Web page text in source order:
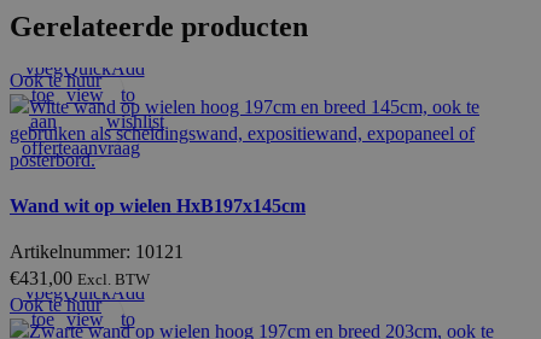
Gerelateerde producten
Ook te huur
Voeg
toe
aan
offerteaanvraag
Quick
view
Add
to
wishlist
Wand wit op wielen HxB197x145cm
Artikelnummer: 10121
€431,00 Excl. BTW
Ook te huur
Voeg
toe
Quick
view
Add
to